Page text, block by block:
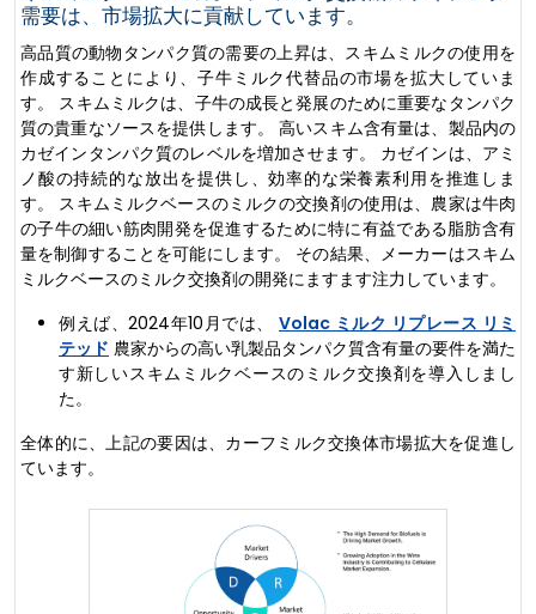
需要は、市場拡大に貢献しています。
高品質の動物タンパク質の需要の上昇は、スキムミルクの使用を
作成することにより、子牛ミルク代替品の市場を拡大していま
す。 スキムミルクは、子牛の成長と発展のために重要なタンパク
質の貴重なソースを提供します。 高いスキム含有量は、製品内の
カゼインタンパク質のレベルを増加させます。 カゼインは、アミ
ノ酸の持続的な放出を提供し、効率的な栄養素利用を推進しま
す。 スキムミルクベースのミルクの交換剤の使用は、農家は牛肉
の子牛の細い筋肉開発を促進するために特に有益である脂肪含有
量を制御することを可能にします。 その結果、メーカーはスキム
ミルクベースのミルク交換剤の開発にますます注力しています。
例えば、2024年10月では、 Volac ミルク リプレース リミ
テッド 農家からの高い乳製品タンパク質含有量の要件を満た
す新しいスキムミルクベースのミルク交換剤を導入しまし
た。
全体的に、上記の要因は、カーフミルク交換体市場拡大を促進し
ています。